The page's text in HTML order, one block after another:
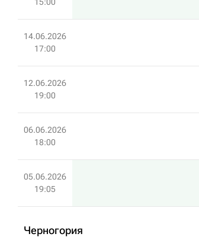
14.06.2026
17:00
12.06.2026
19:00
06.06.2026
18:00
05.06.2026
19:05
Черногория